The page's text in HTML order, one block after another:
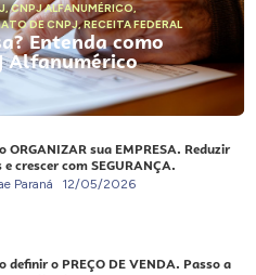
,CNPJ ALFANUMÉRICO,
DE CNPJ,RECEITA FEDERAL
Entenda como
Alfanumérico
ORGANIZAR sua EMPRESA. Reduzir
e crescer com SEGURANÇA.
Paraná 12/05/2026
definir o PREÇO DE VENDA. Passo a